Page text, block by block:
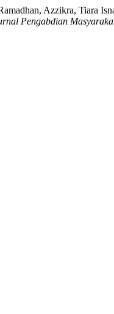
Azzikra, Tiara
Pengabdian